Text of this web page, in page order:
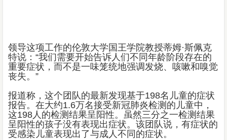
领导这项工作的伦敦大学国王学院教授蒂姆·斯佩克
特说：“我们需要开始告诉人们不同年龄阶段存在的
重要症状，而不是一味笼统地强调发烧、咳嗽和嗅觉
丧失。”
报道称，这个团队的最新发现基于198名儿童的症状
报告。在大约1.6万名接受新冠肺炎检测的儿童中，
这198人的检测结果呈阳性。虽然三分之一检测结果
呈阳性的孩子没有表现出症状。该团队说，有症状的
受感染儿童表现出了与成人不同的症状。